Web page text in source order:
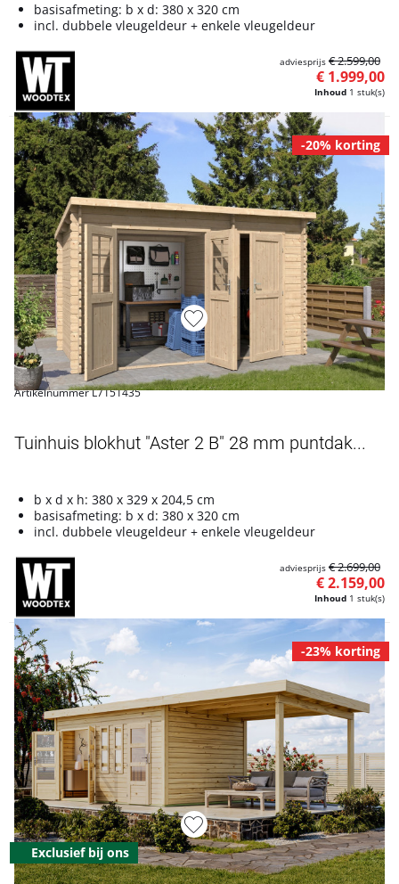
basisafmeting: b x d: 380 x 320 cm
incl. dubbele vleugeldeur + enkele vleugeldeur
Inhoud 1 stuk(s)
€ 1.999,00
adviesprijs € 2.599,00
-20% korting
Artikelnummer L7151435
Tuinhuis blokhut "Aster 2 B" 28 mm puntdak...
b x d x h: 380 x 329 x 204,5 cm
basisafmeting: b x d: 380 x 320 cm
incl. dubbele vleugeldeur + enkele vleugeldeur
Inhoud 1 stuk(s)
€ 2.159,00
adviesprijs € 2.699,00
-23% korting
Exclusief bij ons